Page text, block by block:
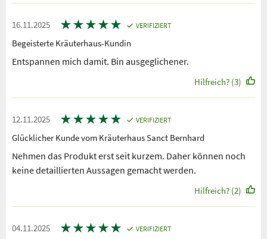
16.11.2025 ★★★★★ VERIFIZIERT
Begeisterte Kräuterhaus-Kundin
Entspannen mich damit. Bin ausgeglichener.
Hilfreich? (3)
12.11.2025 ★★★★★ VERIFIZIERT
Glücklicher Kunde vom Kräuterhaus Sanct Bernhard
Nehmen das Produkt erst seit kurzem. Daher können noch
keine detaillierten Aussagen gemacht werden.
Hilfreich? (2)
04.11.2025 ★★★★★ VERIFIZIERT